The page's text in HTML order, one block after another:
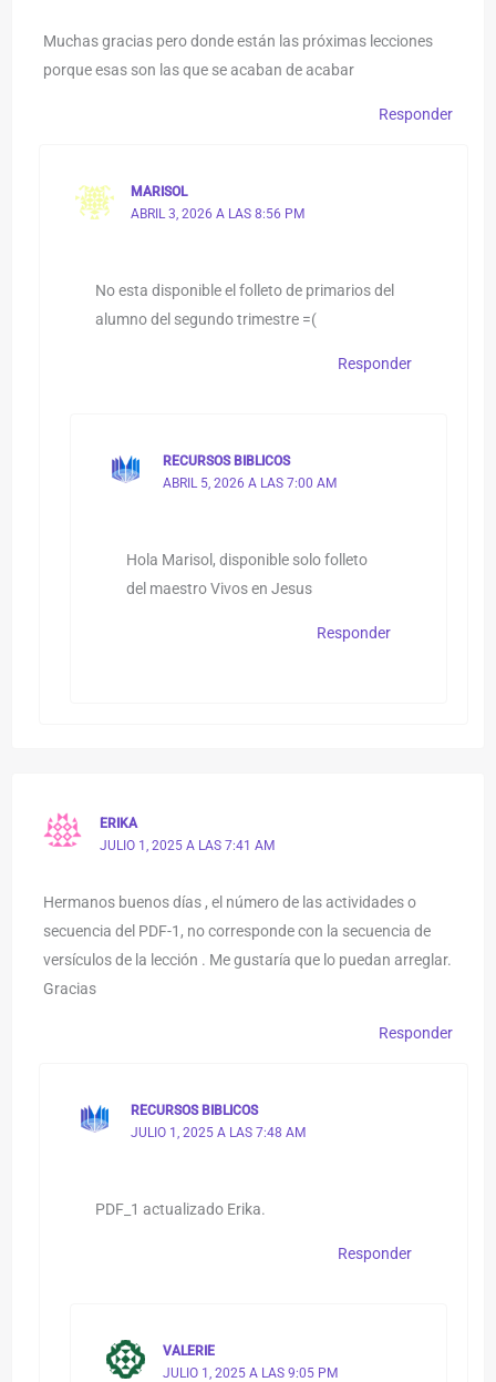
Muchas gracias pero donde están las próximas lecciones
porque esas son las que se acaban de acabar
Responder
MARISOL
ABRIL 3, 2026 A LAS 8:56 PM
No esta disponible el folleto de primarios del
alumno del segundo trimestre =(
Responder
RECURSOS BIBLICOS
ABRIL 5, 2026 A LAS 7:00 AM
Hola Marisol, disponible solo folleto
del maestro Vivos en Jesus
Responder
ERIKA
JULIO 1, 2025 A LAS 7:41 AM
Hermanos buenos días , el número de las actividades o
secuencia del PDF-1, no corresponde con la secuencia de
versículos de la lección . Me gustaría que lo puedan arreglar.
Gracias
Responder
RECURSOS BIBLICOS
JULIO 1, 2025 A LAS 7:48 AM
PDF_1 actualizado Erika.
Responder
VALERIE
JULIO 1, 2025 A LAS 9:05 PM